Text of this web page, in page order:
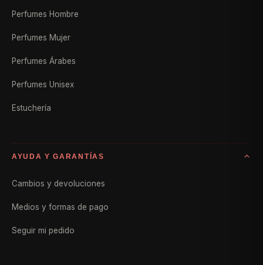
Perfumes Hombre
Perfumes Mujer
Perfumes Árabes
Perfumes Unisex
Estuchería
AYUDA Y GARANTÍAS
Cambios y devoluciones
Medios y formas de pago
Seguir mi pedido